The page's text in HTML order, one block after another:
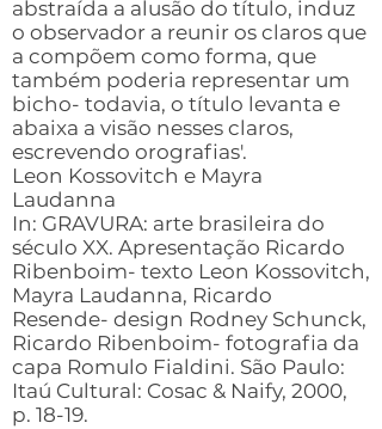
abstraída a alusão do título, induz
o observador a reunir os claros que
a compõem como forma, que
também poderia representar um
bicho- todavia, o título levanta e
abaixa a visão nesses claros,
escrevendo orografias'.
Leon Kossovitch e Mayra
Laudanna
In: GRAVURA: arte brasileira do
século XX. Apresentação Ricardo
Ribenboim- texto Leon Kossovitch,
Mayra Laudanna, Ricardo
Resende- design Rodney Schunck,
Ricardo Ribenboim- fotografia da
capa Romulo Fialdini. São Paulo:
Itaú Cultural: Cosac & Naify, 2000,
p. 18-19.